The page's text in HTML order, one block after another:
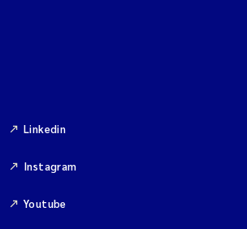
Linkedin
Instagram
Youtube